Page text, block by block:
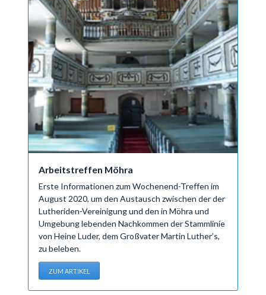
Arbeitstreffen Möhra
Erste Informationen zum Wochenend-Treffen im
August 2020, um den Austausch zwischen der der
Lutheriden-Vereinigung und den in Möhra und
Umgebung lebenden Nachkommen der Stammlinie
von Heine Luder, dem Großvater Martin Luther’s,
zu beleben.
ZUM ARTIKEL